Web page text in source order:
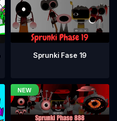
Sprunki Fase 19